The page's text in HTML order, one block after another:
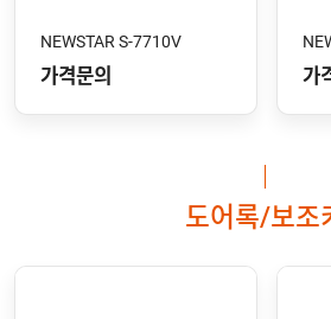
NEWSTAR S-7710V
가격문의 가
도어록/보조